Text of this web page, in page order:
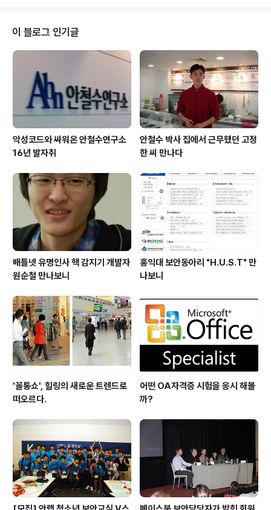
가. “그래요? 어차피 메일 확인할 게 있어서 컴퓨터 켜는데,
웹에서 기사 좀 찾아볼께요.”라고 별 생각 없이 답하였다.
PC를 켜자마자 메신저에 접속하니 며칠 전 대화상대 등록
후 한 번도 대화를 못 나눴던 안랩 커뮤니케이션팀 황차장
이 로그인되어 있길래 "등록을 했는데 한번은 인사를 드려
야 예의(?)지" ..
이 블로그 인기글
악성코드와 싸워온 안철수연구소
16년 발자취
안철수 박사 집에서 근무했던 고정
한 씨 만나다
배틀넷 유명인사 핵 감지기 개발자
원순철 만나보니
홍익대 보안동아리 "H.U.S.T" 만
나보니
'꼴통쇼', 힐링의 새로운 트렌드로
떠오르다.
어떤 OA자격증 시험을 응시 해볼
까?